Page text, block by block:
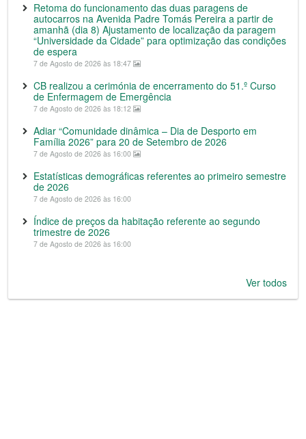
Retoma do funcionamento das duas paragens de
autocarros na Avenida Padre Tomás Pereira a partir de
amanhã (dia 8) Ajustamento de localização da paragem
“Universidade da Cidade” para optimização das condições
de espera
7 de Agosto de 2026 às 18:47
CB realizou a cerimónia de encerramento do 51.º Curso
de Enfermagem de Emergência
7 de Agosto de 2026 às 18:12
Adiar “Comunidade dinâmica – Dia de Desporto em
Família 2026” para 20 de Setembro de 2026
7 de Agosto de 2026 às 16:00
Estatísticas demográficas referentes ao primeiro semestre
de 2026
7 de Agosto de 2026 às 16:00
Índice de preços da habitação referente ao segundo
trimestre de 2026
7 de Agosto de 2026 às 16:00
Ver todos